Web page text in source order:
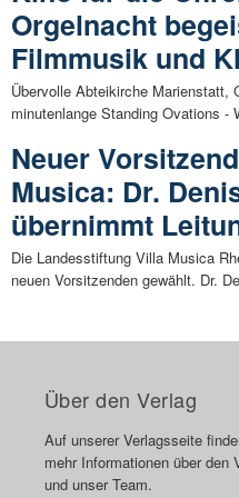
Orgelnacht
Filmmusik und
Übervolle Abteikirche Marienstatt,
minutenlange Standing Ovations -
Neuer
Musica: Dr.
übernimmt
Die Landesstiftung Villa Musica
neuen Vorsitzenden gewählt. Dr.
Über den Verlag
Auf unserer Verlagsseite
mehr Informationen über den
und unser Team.